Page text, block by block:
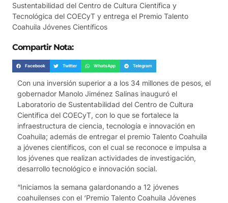
Sustentabilidad del Centro de Cultura Científica y
Tecnológica del COECyT y entrega el Premio Talento
Coahuila Jóvenes Científicos
Compartir Nota:
Facebook Twitter WhatsApp Telegram
Con una inversión superior a a los 34 millones de pesos, el
gobernador Manolo Jiménez Salinas inauguró el
Laboratorio de Sustentabilidad del Centro de Cultura
Científica del COECyT, con lo que se fortalece la
infraestructura de ciencia, tecnología e innovación en
Coahuila; además de entregar el premio Talento Coahuila
a jóvenes científicos, con el cual se reconoce e impulsa a
los jóvenes que realizan actividades de investigación,
desarrollo tecnológico e innovación social.
“Iniciamos la semana galardonando a 12 jóvenes
coahuilenses con el ‘Premio Talento Coahuila Jóvenes